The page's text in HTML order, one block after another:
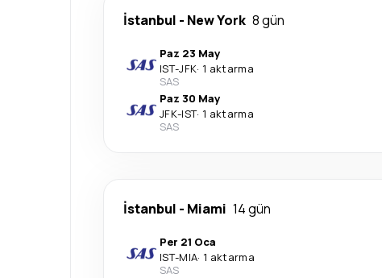
İstanbul - New York 8 gün
Paz 23 May
IST-JFK· 1 aktarma
SAS
Paz 30 May
JFK-IST· 1 aktarma
SAS
İstanbul - Miami 14 gün
Per 21 Oca
IST-MIA· 1 aktarma
SAS